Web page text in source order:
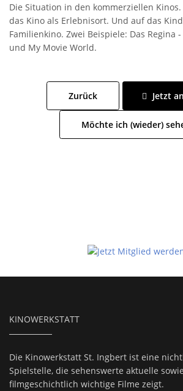
Die Situation in den kommerziellen
das Kino als Erlebnisort. Und auf das
Familienkino. Zwei Beispiele: Das Regina
und My Movie World.
Zurück Jetzt
Möchte ich (wieder)
KINOWERKSTATT
Die Kinowerkstatt St. Ingbert ist eine
Spielstelle, die sehenswerte aktuelle
filmgeschichtlich wichtige Filme zeigt.